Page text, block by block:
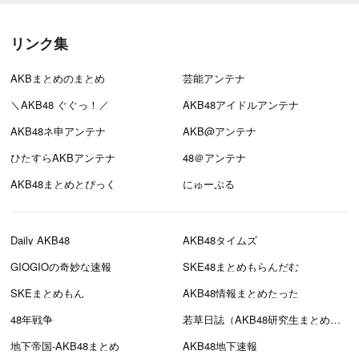
リンク集
AKBまとめのまとめ
芸能アンテナ
＼AKB48 ぐぐっ！／
AKB48アイドルアンテナ
AKB48ネ申アンテナ
AKB@アンテナ
ひたすらAKBアンテナ
48＠アンテナ
AKB48まとめとぴっく
にゅーぷる
Daily AKB48
AKB48タイムズ
GIOGIOの奇妙な速報
SKE48まとめもらんだむ
SKEまとめもん
AKB48情報まとめたった
48年戦争
若草日誌（AKB48研究生まとめブログ）
地下帝国-AKB48まとめ
AKB48地下速報